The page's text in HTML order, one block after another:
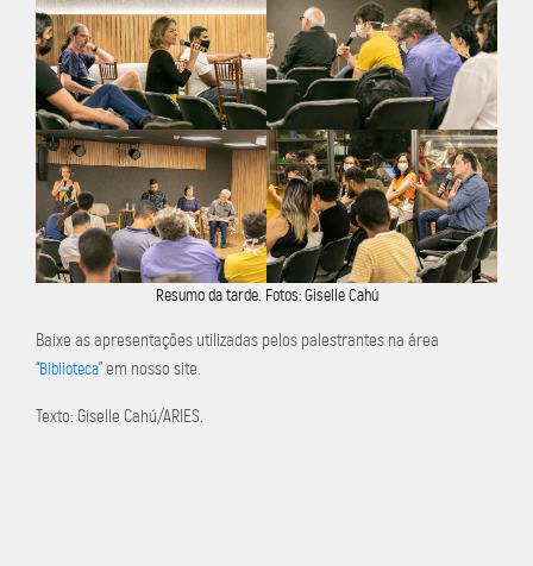
Resumo da tarde. Fotos: Giselle Cahú
Baixe as apresentações utilizadas pelos palestrantes na área
“Biblioteca” em nosso site.
Texto: Giselle Cahú/ARIES.